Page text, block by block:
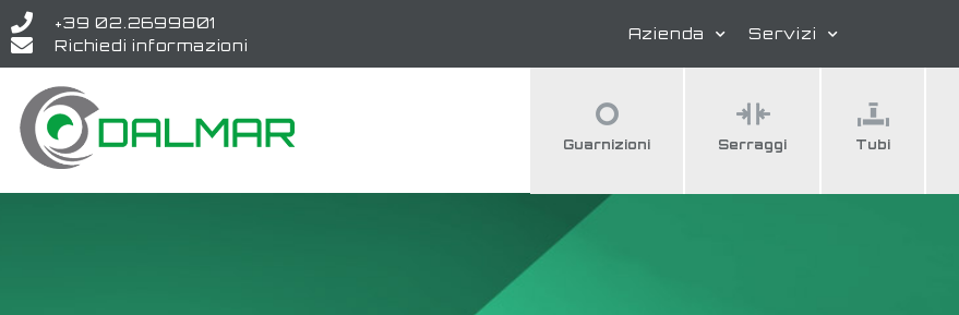
+39 02.2699801
Richiedi informazioni
Azienda Servizi
Guarnizioni Serraggi Tubi